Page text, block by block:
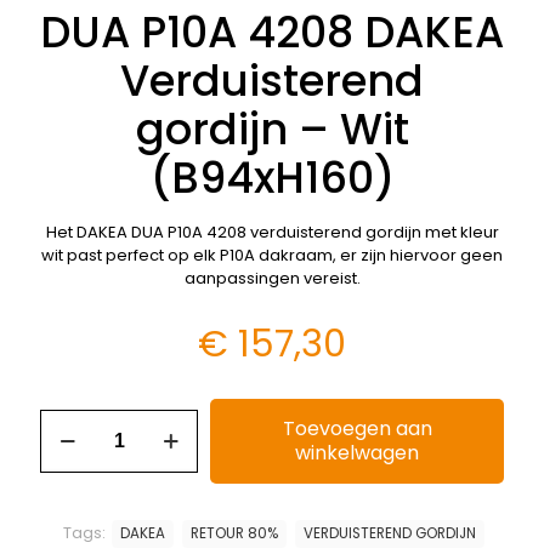
DUA P10A 4208 DAKEA
Verduisterend
gordijn – Wit
(B94xH160)
Het DAKEA DUA P10A 4208 verduisterend gordijn met kleur
wit past perfect op elk P10A dakraam, er zijn hiervoor geen
aanpassingen vereist.
€ 157,30
Toevoegen aan
winkelwagen
Tags: DAKEA RETOUR 80% VERDUISTEREND GORDIJN